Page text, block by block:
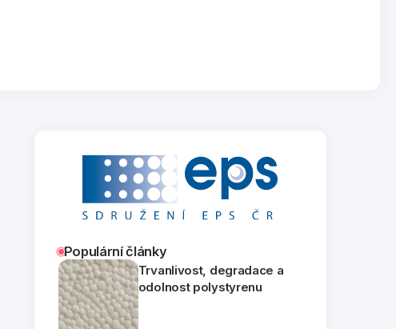
Populární články
Trvanlivost, degradace a
odolnost polystyrenu